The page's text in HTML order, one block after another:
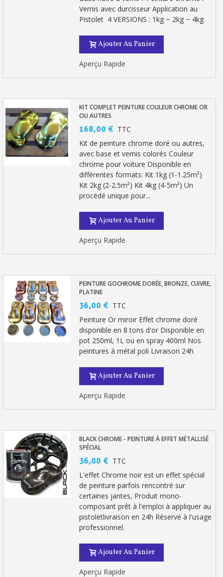
Vernis avec durcisseur Application au
Pistolet 4 VERSIONS : 1kg ~ 2kg ~ 4kg
Ajouter Au Panier
Aperçu Rapide
KIT COMPLET PEINTURE COULEUR CHROME OR
OU AUTRES
168,00 € TTC
Kit de peinture chrome doré ou autres,
avec base et vernis colorés Couleur
chrome pour voiture Disponible en
différentes formats: Kit 1kg (1-1.25m²)
Kit 2kg (2-2.5m²) Kit 4kg (4-5m²) Un
procédé unique pour...
Ajouter Au Panier
Aperçu Rapide
PEINTURE GOCHROME DORÉE, BRONZE, CUIVRE,
PLATINE
36,00 € TTC
Peinture Or miroir Effet chrome doré
disponible en 8 tons d'or Disponible en
pot 250ml, 1L ou en spray 400ml Nos
peintures à métal poli Livraison 24h
Ajouter Au Panier
Aperçu Rapide
BLACK CHROME - PEINTURE À EFFET MÉTALLISÉ
SPÉCIAL
36,00 € TTC
L'effet Chrome noir est un effet spécial
de peinture parfois rencontré sur
certaines jantes, Produit mono-
composant prêt à l'emploi à appliquer au
pistoletlivraison en 24h Réservé à l'usage
professionnel.
Ajouter Au Panier
Aperçu Rapide